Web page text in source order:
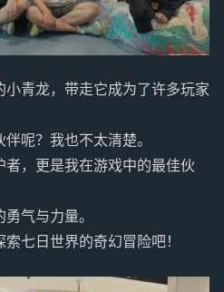
青龙，带走它成为了许多玩家
呢？我也不太清楚。
，更是我在游戏中的最佳伙
气与力量。
七日世界的奇幻冒险吧！